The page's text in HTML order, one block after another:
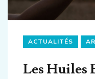
ACTUALITÉS
Les Huiles